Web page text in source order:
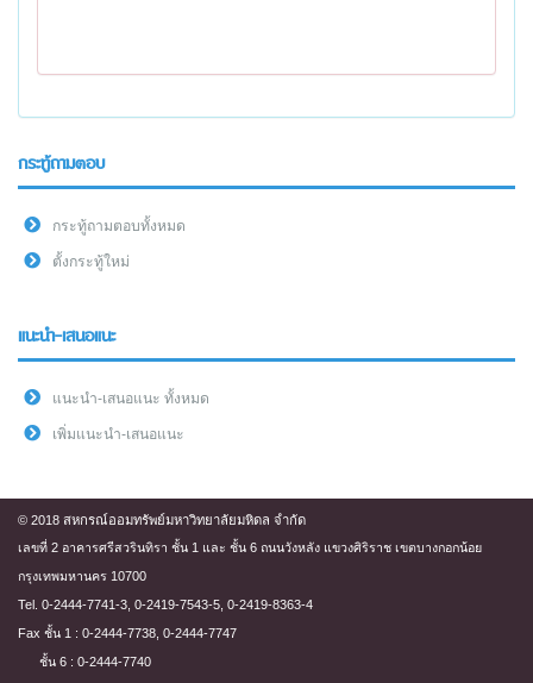
กระทู้ถามตอบ
กระทู้ถามตอบทั้งหมด
ตั้งกระทู้ใหม่
แนะนำ-เสนอแนะ
แนะนำ-เสนอแนะ ทั้งหมด
เพิ่มแนะนำ-เสนอแนะ
© 2018 สหกรณ์ออมทรัพย์มหาวิทยาลัยมหิดล จำกัด
เลขที่ 2 อาคารศรีสวรินทิรา ชั้น 1 และ ชั้น 6 ถนนวังหลัง แขวงศิริราช เขตบางกอกน้อย
กรุงเทพมหานคร 10700
Tel. 0-2444-7741-3, 0-2419-7543-5, 0-2419-8363-4
Fax ชั้น 1 : 0-2444-7738, 0-2444-7747
ชั้น 6 : 0-2444-7740